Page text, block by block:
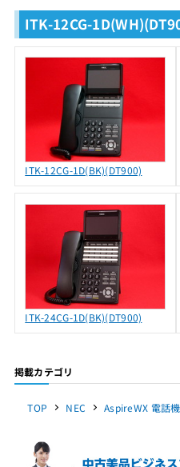
ITK-12CG-
ITK-12CG-1D(BK)(DT900)
ITK-24CG-1D(BK)(DT900)
掲載カテゴリ
TOP NEC AspireWX 電話機